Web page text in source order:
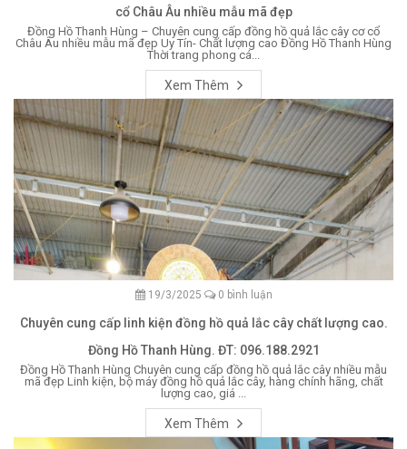
cổ Châu Âu nhiều mẫu mã đẹp
Đồng Hồ Thanh Hùng – Chuyên cung cấp đồng hồ quả lắc cây cơ cổ
Châu Âu nhiều mẫu mã đẹp Uy Tín- Chất lượng cao Đồng Hồ Thanh Hùng
Thời trang phong cá...
Xem Thêm
19/3/2025 0 bình luận
Chuyên cung cấp linh kiện đồng hồ quả lắc cây chất lượng cao.
Đồng Hồ Thanh Hùng. ĐT: 096.188.2921
Đồng Hồ Thanh Hùng Chuyên cung cấp đồng hồ quả lắc cây nhiều mẫu
mã đẹp Linh kiện, bộ máy đồng hồ quả lắc cây, hàng chính hãng, chất
lượng cao, giá ...
Xem Thêm